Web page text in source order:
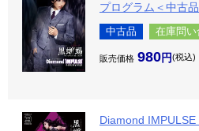
プログラム＜中古品
中古品 在庫問い
販売価格 980 税込
Diamond IMPULSE